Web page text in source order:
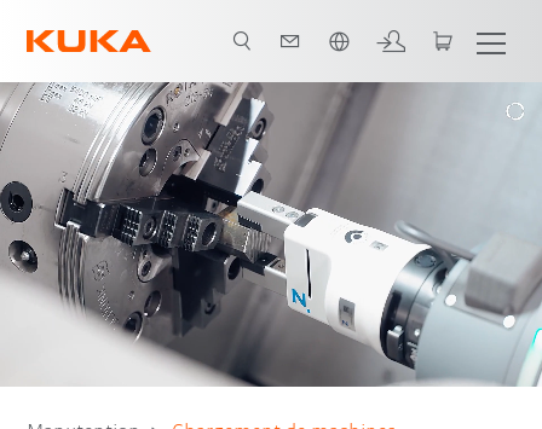
Contact Gamme de robots Brochure references Logiciel